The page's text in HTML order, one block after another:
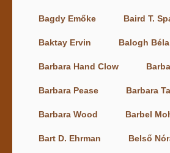
Bagdy Emőke Baird T.
Baktay Ervin Balogh Béla
Barbara Hand Clow
Barbara Pease Barbara
Barbara Wood Barbel
Bart D. Ehrman Belső